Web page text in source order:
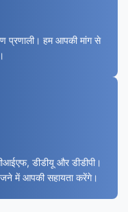
प्रणाली। हम आपकी मांग से
डीडीयू और डीडीपी।
में आपकी सहायता करेंगे।